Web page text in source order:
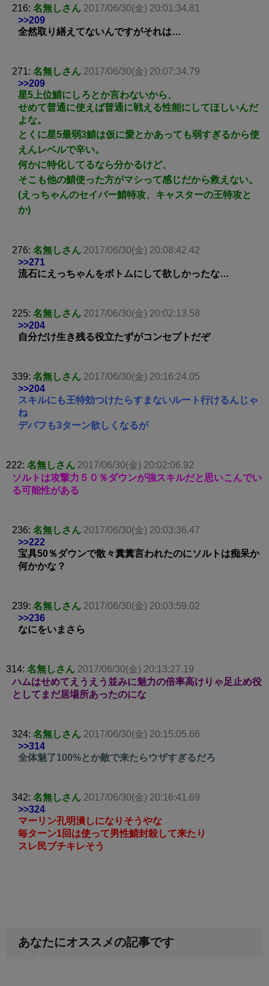
216: 名無しさん 2017/06/30(金) 20:01:34.81
>>209
全然取り繕えてないんですがそれは…
271: 名無しさん 2017/06/30(金) 20:07:34.79
>>209
星5上位鯖にしろとか言わないから、
せめて普通に使えば普通に戦える性能にしてほしいんだ
よな。
とくに星5最弱3鯖は仮に愛とかあっても弱すぎるから使
えんレベルで辛い。
何かに特化してるなら分かるけど、
そこも他の鯖使った方がマシって感じだから救えない。
(えっちゃんのセイバー鯖特攻、キャスターの王特攻と
か)
276: 名無しさん 2017/06/30(金) 20:08:42.42
>>271
流石にえっちゃんをボトムにして欲しかったな…
225: 名無しさん 2017/06/30(金) 20:02:13.58
>>204
自分だけ生き残る役立たずがコンセプトだぞ
339: 名無しさん 2017/06/30(金) 20:16:24.05
>>204
スキルにも王特効つけたらすまないルート行けるんじゃ
ね
デバフも3ターン欲しくなるが
222: 名無しさん 2017/06/30(金) 20:02:06.92
ソルトは攻撃力５０％ダウンが強スキルだと思いこんでい
る可能性がある
236: 名無しさん 2017/06/30(金) 20:03:36.47
>>222
宝具50％ダウンで散々糞糞言われたのにソルトは痴呆か
何かかな？
239: 名無しさん 2017/06/30(金) 20:03:59.02
>>236
なにをいまさら
314: 名無しさん 2017/06/30(金) 20:13:27.19
ハムはせめてえうえう並みに魅力の倍率高けりゃ足止め役
としてまだ居場所あったのにな
324: 名無しさん 2017/06/30(金) 20:15:05.66
>>314
全体魅了100%とか敵で来たらウザすぎるだろ
342: 名無しさん 2017/06/30(金) 20:16:41.69
>>324
マーリン孔明潰しになりそうやな
毎ターン1回は使って男性鯖封殺して来たり
スレ民ブチキレそう
あなたにオススメの記事です